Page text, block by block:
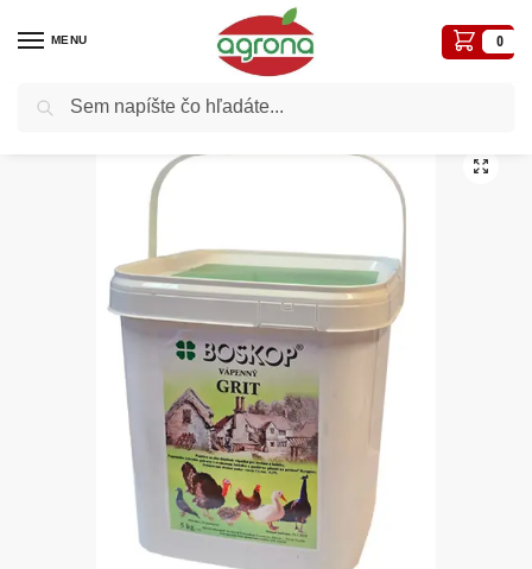
MENU 0
Domov Krmivá pre zvieratá Vápenný grit 5kg vedro (kŕmne vápno) Boskop